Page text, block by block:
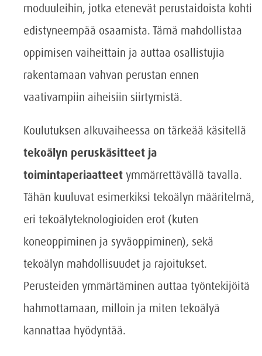
moduuleihin, jotka etenevät perustaidoista kohti
edistyneempää osaamista. Tämä mahdollistaa
oppimisen vaiheittain ja auttaa osallistujia
rakentamaan vahvan perustan ennen
vaativampiin aiheisiin siirtymistä.
Koulutuksen alkuvaiheessa on tärkeää käsitellä
tekoälyn peruskäsitteet ja
toimintaperiaatteet ymmärrettävällä tavalla.
Tähän kuuluvat esimerkiksi tekoälyn määritelmä,
eri tekoälyteknologioiden erot (kuten
koneoppiminen ja syväoppiminen), sekä
tekoälyn mahdollisuudet ja rajoitukset.
Perusteiden ymmärtäminen auttaa työntekijöitä
hahmottamaan, milloin ja miten tekoälyä
kannattaa hyödyntää.